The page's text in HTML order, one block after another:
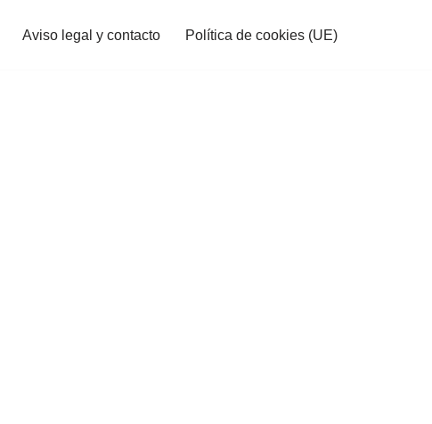
Aviso legal y contacto Política de cookies (UE)